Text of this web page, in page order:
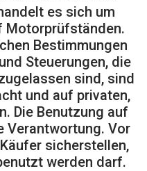
es sich um
Motorprüfständen.
Bestimmungen
Steuerungen, die
sind, sind
und auf privaten,
Die Benutzung auf
Verantwortung. Vor
sicherstellen,
werden darf.